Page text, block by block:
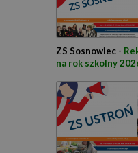
ZS Sosnowiec -
na rok szkolny